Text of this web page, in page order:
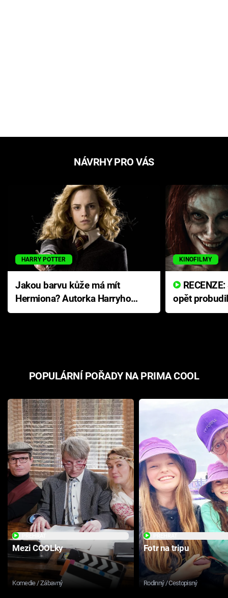
NÁVRHY PRO VÁS
HARRY POTTER
Jakou barvu kůže má mít
Hermiona? Autorka Harryho
Pottera přišla s ráznou
KINOFILMY
opět
přichází s
POPULÁRNÍ POŘADY NA PRIMA COOL
Mezi COOLky
Komedie / Zábavný
Fotr na tripu
Rodinný / Cestopisný